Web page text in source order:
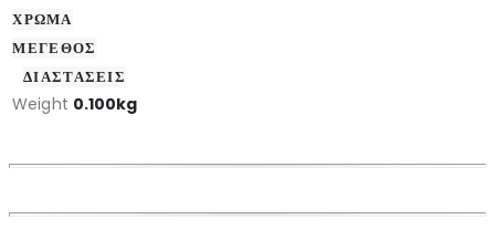
ΧΡΩΜΑ
ΜΕΓΕΘΟΣ
ΔΙΑΣΤΑΣΕΙΣ
Weight 0.100kg